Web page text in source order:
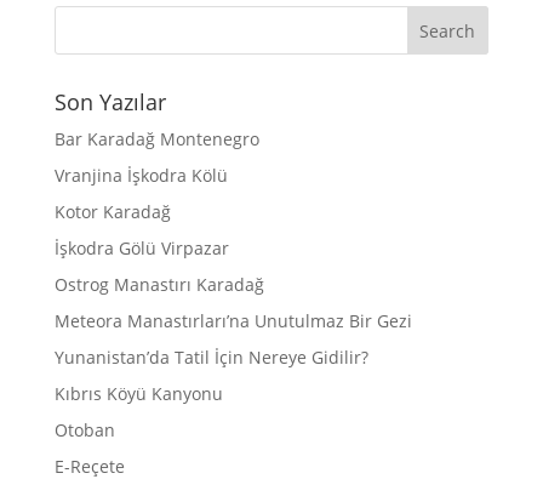
Son Yazılar
Bar Karadağ Montenegro
Vranjina İşkodra Kölü
Kotor Karadağ
İşkodra Gölü Virpazar
Ostrog Manastırı Karadağ
Meteora Manastırları’na Unutulmaz Bir Gezi
Yunanistan’da Tatil İçin Nereye Gidilir?
Kıbrıs Köyü Kanyonu
Otoban
E-Reçete